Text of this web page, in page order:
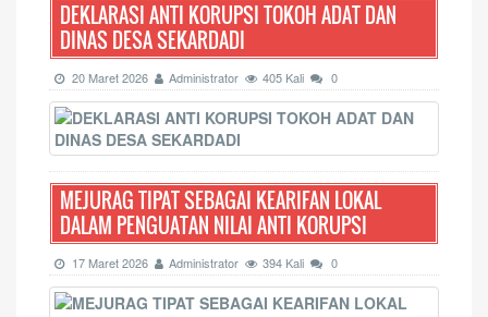
DEKLARASI ANTI KORUPSI TOKOH ADAT DAN
DINAS DESA SEKARDADI
20 Maret 2026 Administrator 405 Kali 0
MEJURAG TIPAT SEBAGAI KEARIFAN LOKAL
DALAM PENGUATAN NILAI ANTI KORUPSI
17 Maret 2026 Administrator 394 Kali 0